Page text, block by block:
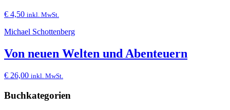
€ 4,50 inkl. MwSt.
Michael Schottenberg
Von neuen Welten und Abenteuern
€ 26,00 inkl. MwSt.
Buchkategorien